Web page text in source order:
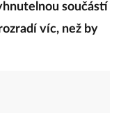
součástí
víc, než by